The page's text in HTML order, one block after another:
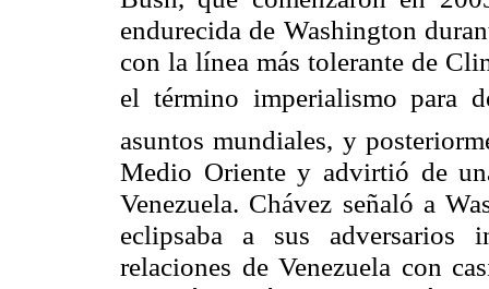
endurecida de Washington
con la línea más tolerante de
el término imperialismo
asuntos mundiales, y
Medio Oriente y advirtió de
Venezuela. Chávez señaló a
eclipsaba a sus adversarios
relaciones de Venezuela con